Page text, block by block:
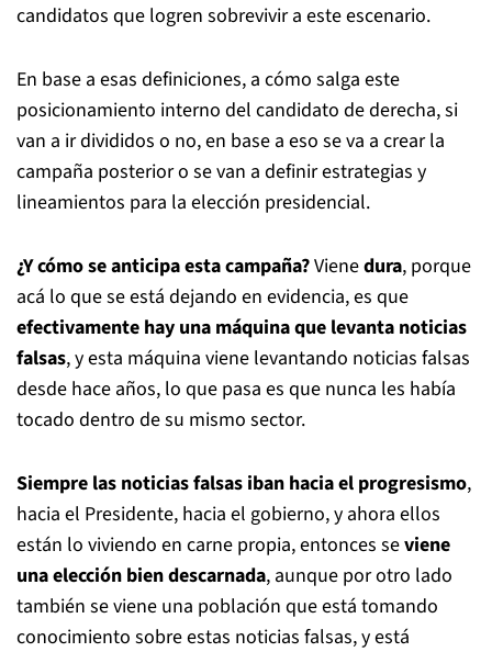
candidatos que logren sobrevivir a este escenario.
En base a esas definiciones, a cómo salga este
posicionamiento interno del candidato de derecha, si
van a ir divididos o no, en base a eso se va a crear la
campaña posterior o se van a definir estrategias y
lineamientos para la elección presidencial.
¿Y cómo se anticipaesta campaña?Vienedura, porque
acá lo que se está dejando en evidencia, es que
efectivamente hay una máquina que levanta noticias
falsas, y esta máquina viene levantando noticias falsas
desde hace años, lo que pasa es que nunca les había
tocado dentro de su mismo sector.
Siempre las noticias falsas iban hacia el progresismo,
hacia el Presidente, hacia el gobierno, y ahora ellos
están lo viviendo en carne propia, entonces seviene
una elección bien descarnada, aunque por otro lado
también se viene una población que está tomando
conocimiento sobre estas noticias falsas, y está